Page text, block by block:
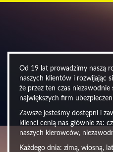
Od 19 lat prowadzimy naszą
naszych klientów i rozwijając
że przez ten czas niezawodnie
największych firm
Zawsze jesteśmy dostępni i
klienci cenią nas głównie za:
naszych kierowców,
Każdego dnia: zimą, wiosną,